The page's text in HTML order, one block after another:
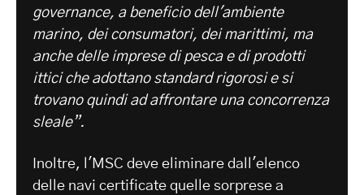
governance, a beneficio dell'ambiente
marino, dei consumatori, dei marittimi, ma
anche delle imprese di pesca e di prodotti
ittici che adottano standard rigorosi e si
trovano quindi ad affrontare una concorrenza
sleale”.
Inoltre, l'MSC deve eliminare dall'elenco
delle navi certificate quelle sorprese a